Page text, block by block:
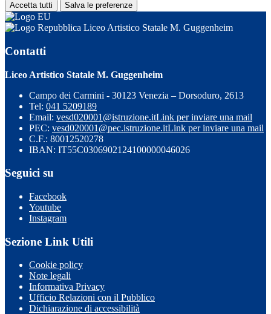
Accetta tutti Salva le preferenze
Liceo Artistico Statale M. Guggenheim
Contatti
Liceo Artistico Statale M. Guggenheim
Campo dei Carmini - 30123 Venezia – Dorsoduro, 2613
Tel: 041 5209189
Email: vesd020001@istruzione.itLink per inviare una mail
PEC: vesd020001@pec.istruzione.itLink per inviare una mail
C.F.: 80012520278
IBAN: IT55C0306902124100000046026
Seguici su
Facebook
Youtube
Instagram
Sezione Link Utili
Cookie policy
Note legali
Informativa Privacy
Ufficio Relazioni con il Pubblico
Dichiarazione di accessibilità